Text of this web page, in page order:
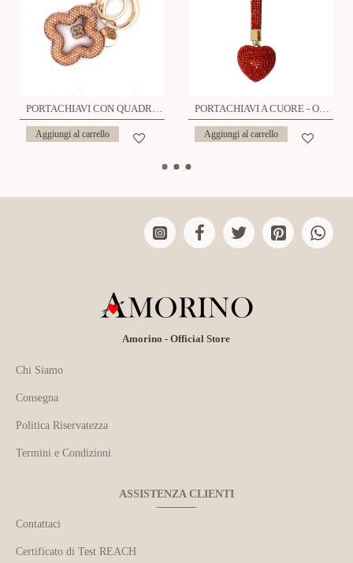
PORTACHIAVI CON QUADRIFOGLIO - YF23296E432
Aggiungi al carrello
PORTACHIAVI A CUORE - OMQ2488A219
Aggiungi al carrello
Amorino - Official Store
Chi Siamo
Consegna
Politica Riservatezza
Termini e Condizioni
ASSISTENZA CLIENTI
Contattaci
Certificato di Test REACH